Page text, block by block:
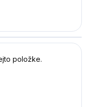
položke.